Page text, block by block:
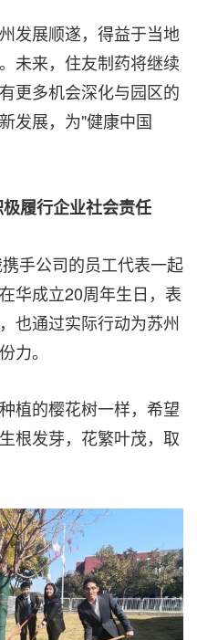
发展顺遂，得益于当地
未来，住友制药将继续
更多机会深化与园区的
发展，为"健康中国
履行企业社会责任
手公司的员工代表一起
华成立20周年生日，表
也通过实际行动为苏州
力。
植的樱花树一样，希望
根发芽，花繁叶茂，取